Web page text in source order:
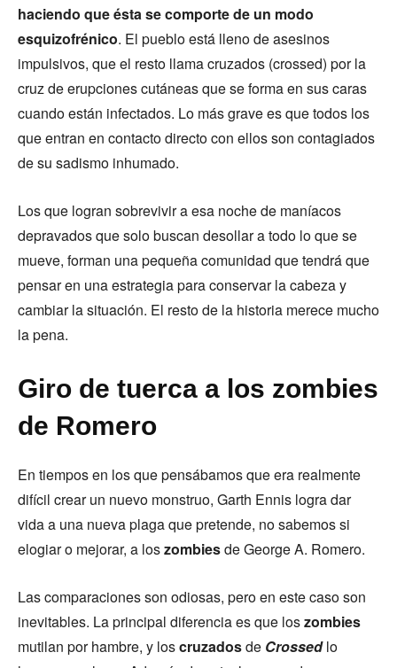
haciendo que ésta se comporte de un modo
esquizofrénico. El pueblo está lleno de asesinos
impulsivos, que el resto llama cruzados (crossed) por la
cruz de erupciones cutáneas que se forma en sus caras
cuando están infectados. Lo más grave es que todos los
que entran en contacto directo con ellos son contagiados
de su sadismo inhumado.
Los que logran sobrevivir a esa noche de maníacos
depravados que solo buscan desollar a todo lo que se
mueve, forman una pequeña comunidad que tendrá que
pensar en una estrategia para conservar la cabeza y
cambiar la situación. El resto de la historia merece mucho
la pena.
Giro de tuerca a los zombies
de Romero
En tiempos en los que pensábamos que era realmente
difícil crear un nuevo monstruo, Garth Ennis logra dar
vida a una nueva plaga que pretende, no sabemos si
elogiar o mejorar, a loszombiesde George A. Romero.
Las comparaciones son odiosas, pero en este caso son
inevitables. La principal diferencia es que loszombies
mutilan por hambre, y loscruzadosde Crossedlo